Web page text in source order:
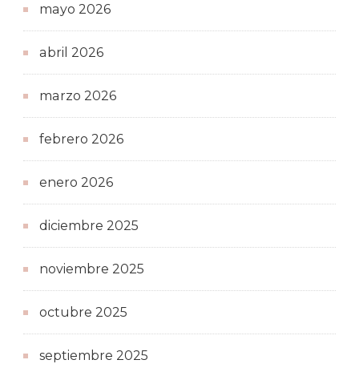
mayo 2026
abril 2026
marzo 2026
febrero 2026
enero 2026
diciembre 2025
noviembre 2025
octubre 2025
septiembre 2025